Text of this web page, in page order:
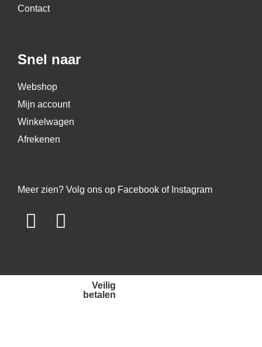
Contact
Snel naar
Webshop
Mijn account
Winkelwagen
Afrekenen
Meer zien? Volg ons op Facebook of Instagram
Veilig
betalen